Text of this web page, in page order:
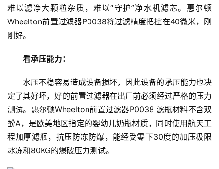
难以滤净大颗粒杂质，难以“守护”净水机滤芯。惠尔顿
Wheelton前置过滤器P0038将过滤精度把控在40微米，刚
刚好。
看承压能力：
水压不稳容易造成设备损坏，因此设备的承压能力也决
定了其好坏，好的前置过滤器在出厂前必须经过严格的压力
测试。惠尔顿Wheelton前置过滤器P0038 滤瓶材料不含双
酚A，是欧美地区指定的婴幼儿奶瓶材质，同时使用航天工
程加厚滤瓶，抗压防冻防爆，能经受零下30度的加压极限
冰冻和80KG的爆破压力测试。